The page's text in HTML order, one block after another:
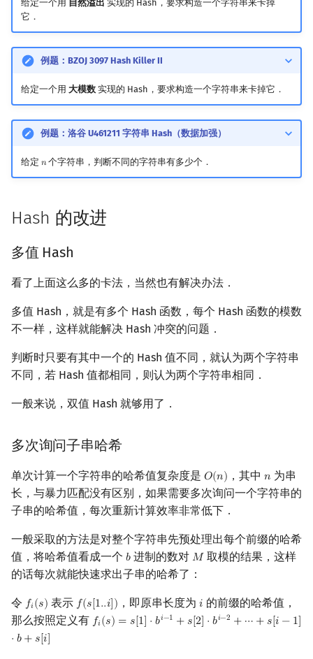
给定一个用 自然溢出 实现的 Hash，要求构造一个字符串来卡掉
它．
例题：BZOJ 3097 Hash Killer II
给定一个用 大模数实现的 Hash，要求构造一个字符串来卡掉它．
例题：洛谷 U461211 字符串 Hash（数据加强）
给定 𝑛
n个字符串，判断不同的字符串有多少个．
Hash 的改进
多值 Hash
看了上面这么多的卡法，当然也有解决办法．
多值 Hash，就是有多个 Hash 函数，每个 Hash 函数的模数
不一样，这样就能解决 Hash 冲突的问题．
判断时只要有其中一个的 Hash 值不同，就认为两个字符串
不同，若 Hash 值都相同，则认为两个字符串相同．
一般来说，双值 Hash 就够用了．
多次询问子串哈希
单次计算一个字符串的哈希值复杂度是 𝑂(𝑛)
O(n) ，其中𝑛
n 为串
长，与暴力匹配没有区别，如果需要多次询问一个字符串的
子串的哈希值，每次重新计算效率非常低下．
一般采取的方法是对整个字符串先预处理出每个前缀的哈希
值，将哈希值看成一个 𝑏
b进制的数对 𝑀
M 取模的结果，这样
的话每次就能快速求出子串的哈希了：
令 𝑓𝑖(𝑠)
f(s) 表示 𝑓(𝑠[1..𝑖])
f(s[1..i]) ，即原串长度为𝑖
i 的前缀的哈希值，
那么按照定义有 𝑓𝑖(𝑠) = 𝑠[1] ⋅ 𝑏𝑖−1 + 𝑠[2] ⋅ 𝑏𝑖−2 + ⋯ + 𝑠[𝑖 − 1]
⋅ 𝑏+ 𝑠[𝑖]
f(s)= s[1 ]⋅bi −1+s[2 ]⋅bi−2 +⋯+s i− 1]⋅ b+ s[i]